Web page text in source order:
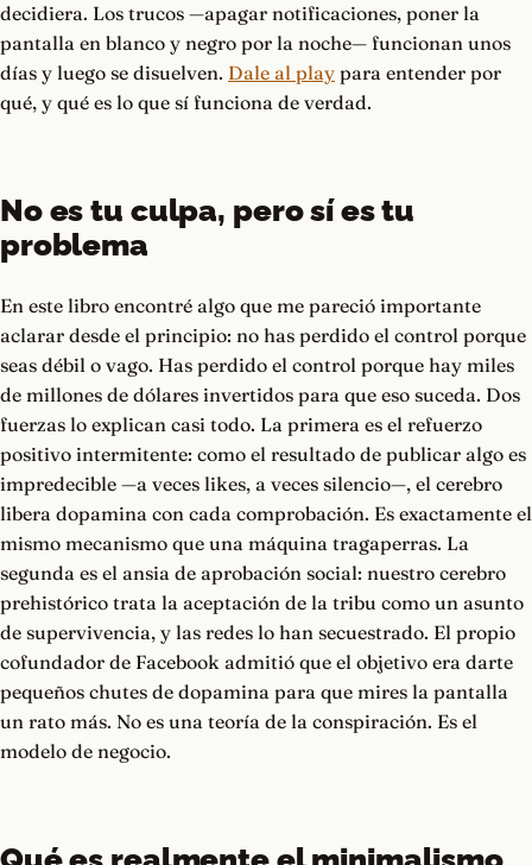
decidiera. Los trucos —apagar notificaciones, poner la
pantalla en blanco y negro por la noche— funcionan unos
días y luego se disuelven. Dale al play para entender por
qué, y qué es lo que sí funciona de verdad.
No es tu culpa, pero sí es tu
problema
En este libro encontré algo que me pareció importante
aclarar desde el principio: no has perdido el control porque
seas débil o vago. Has perdido el control porque hay miles
de millones de dólares invertidos para que eso suceda. Dos
fuerzas lo explican casi todo. La primera es el refuerzo
positivo intermitente: como el resultado de publicar algo es
impredecible —a veces likes, a veces silencio—, el cerebro
libera dopamina con cada comprobación. Es exactamente el
mismo mecanismo que una máquina tragaperras. La
segunda es el ansia de aprobación social: nuestro cerebro
prehistórico trata la aceptación de la tribu como un asunto
de supervivencia, y las redes lo han secuestrado. El propio
cofundador de Facebook admitió que el objetivo era darte
pequeños chutes de dopamina para que mires la pantalla
un rato más. No es una teoría de la conspiración. Es el
modelo de negocio.